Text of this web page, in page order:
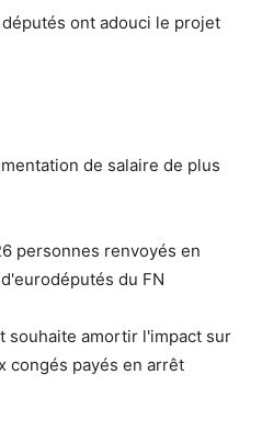
ont adouci le projet
de salaire de plus
personnes renvoyés en
du FN
souhaite amortir l'impact sur
congés payés en arrêt